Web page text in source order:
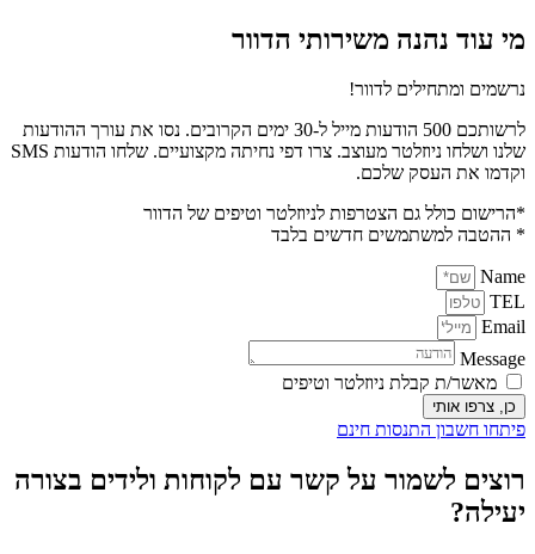
מי עוד נהנה משירותי הדוור
נרשמים ומתחילים לדוור!
לרשותכם 500 הודעות מייל ל-30 ימים הקרובים. נסו את עורך ההודעות
שלנו ושלחו ניוזלטר מעוצב. צרו דפי נחיתה מקצועיים. שלחו הודעות SMS
וקדמו את העסק שלכם.
*הרישום כולל גם הצטרפות לניוזלטר וטיפים של הדוור
* ההטבה למשתמשים חדשים בלבד
Name
TEL
Email
Message
מאשר/ת קבלת ניוזלטר וטיפים
כן, צרפו אותי
פיתחו חשבון התנסות חינם
רוצים לשמור על קשר עם לקוחות ולידים בצורה
יעילה?